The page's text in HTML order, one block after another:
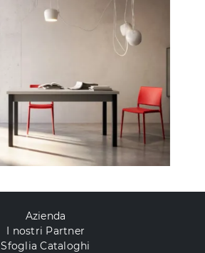
Azienda
I nostri Partner
Sfoglia Cataloghi